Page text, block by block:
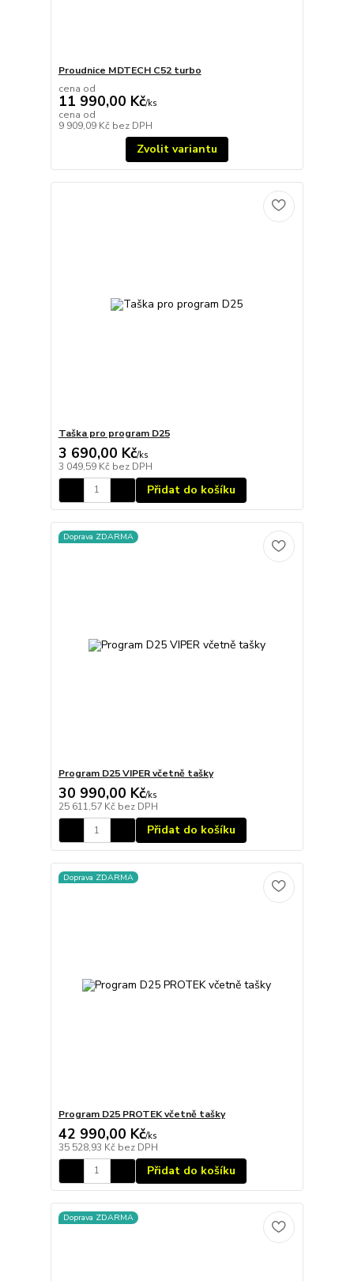
Proudnice MDTECH C52 turbo
cena od
11 990,00 Kč/ks
cena od
9 909,09 Kč bez DPH
Zvolit variantu
Taška pro program D25
3 690,00 Kč/ks
3 049,59 Kč bez DPH
Přidat do košíku
Doprava ZDARMA
Program D25 VIPER včetně tašky
30 990,00 Kč/ks
25 611,57 Kč bez DPH
Přidat do košíku
Doprava ZDARMA
Program D25 PROTEK včetně tašky
42 990,00 Kč/ks
35 528,93 Kč bez DPH
Přidat do košíku
Doprava ZDARMA